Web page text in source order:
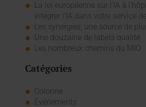
La loi européenne sur l'IA à
intégrer l'IA dans votre service
Les synergies, une source de
Une douzaine de labels qualité
Les nombreux chemins du MIO
Catégories
Colonne
Événements